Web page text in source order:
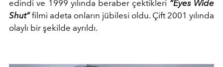
edindi ve 1999 yılında beraber çektikleri “Eyes Wide
Shut”filmi adeta onların jübilesi oldu. Çift 2001 yılında
olaylı bir şekilde ayrıldı.